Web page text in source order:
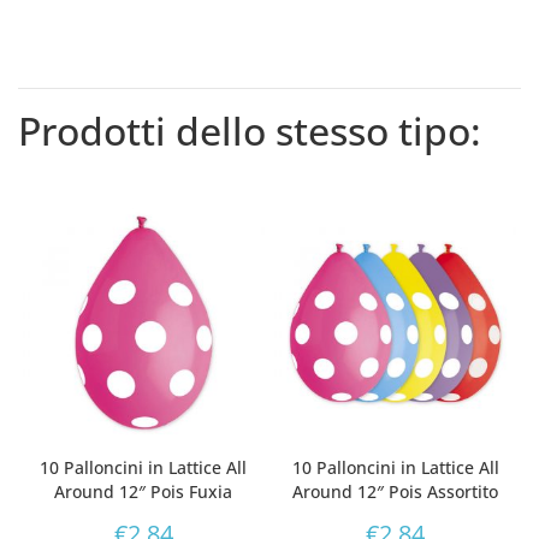
Prodotti dello stesso tipo:
10 Palloncini in Lattice All
Around 12″ Pois Fuxia
10 Palloncini in Lattice All
Around 12″ Pois Assortito